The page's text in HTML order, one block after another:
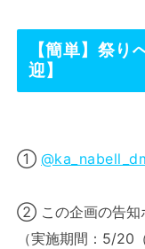
【簡単】祭
迎】
①
② この企画の告知
（実施期間：5/20